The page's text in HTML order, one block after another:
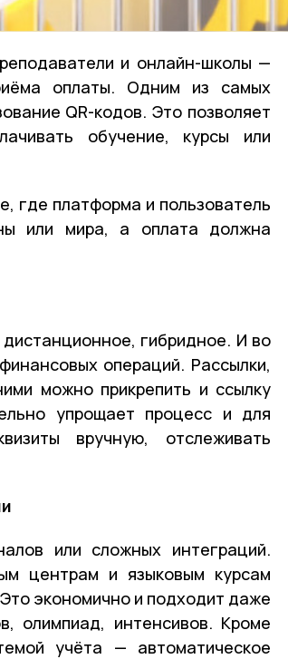
и онлайн-школы —
оплаты. Одним из самых
QR-кодов. Это позволяет
обучение, курсы или
где платформа и пользователь
или мира, а оплата должна
гибридное. И во
операций. Рассылки,
можно прикрепить и ссылку
упрощает процесс и для
вручную, отслеживать
или сложных интеграций.
центрам и языковым курсам
экономично и подходит даже
олимпиад, интенсивов. Кроме
учёта — автоматическое